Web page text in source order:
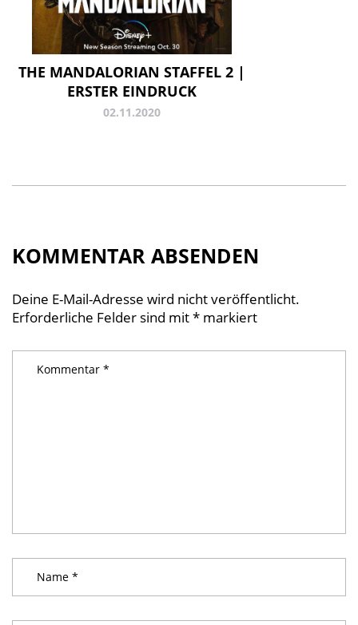
THE MANDALORIAN STAFFEL 2 |
ERSTER EINDRUCK
02.11.2020
KOMMENTAR ABSENDEN
Deine E-Mail-Adresse wird nicht veröffentlicht.
Erforderliche Felder sind mit* markiert